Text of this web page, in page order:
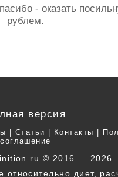
- оказать
рублем.
версия
Статьи Контакты
соглашение
© 2016 — 2026
относительно диет,